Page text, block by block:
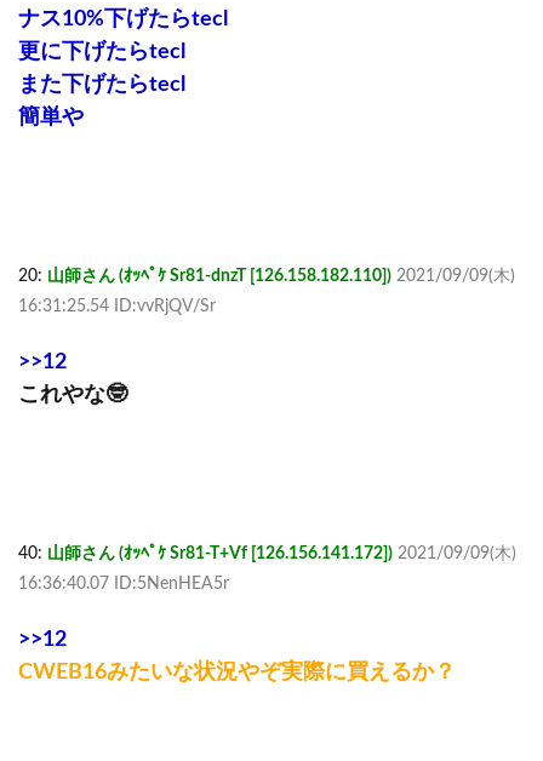
ナス10%下げたらtecl
更に下げたらtecl
また下げたらtecl
簡単や
20: 山師さん (ｵｯﾍﾟｹ Sr81-dnzT [126.158.182.110]) 2021/09/09(木)
16:31:25.54 ID:vvRjQV/Sr
>>12
これやな🤓
40: 山師さん (ｵｯﾍﾟｹ Sr81-T+Vf [126.156.141.172]) 2021/09/09(木)
16:36:40.07 ID:5NenHEA5r
>>12
CWEB16みたいな状況やぞ実際に買えるか？